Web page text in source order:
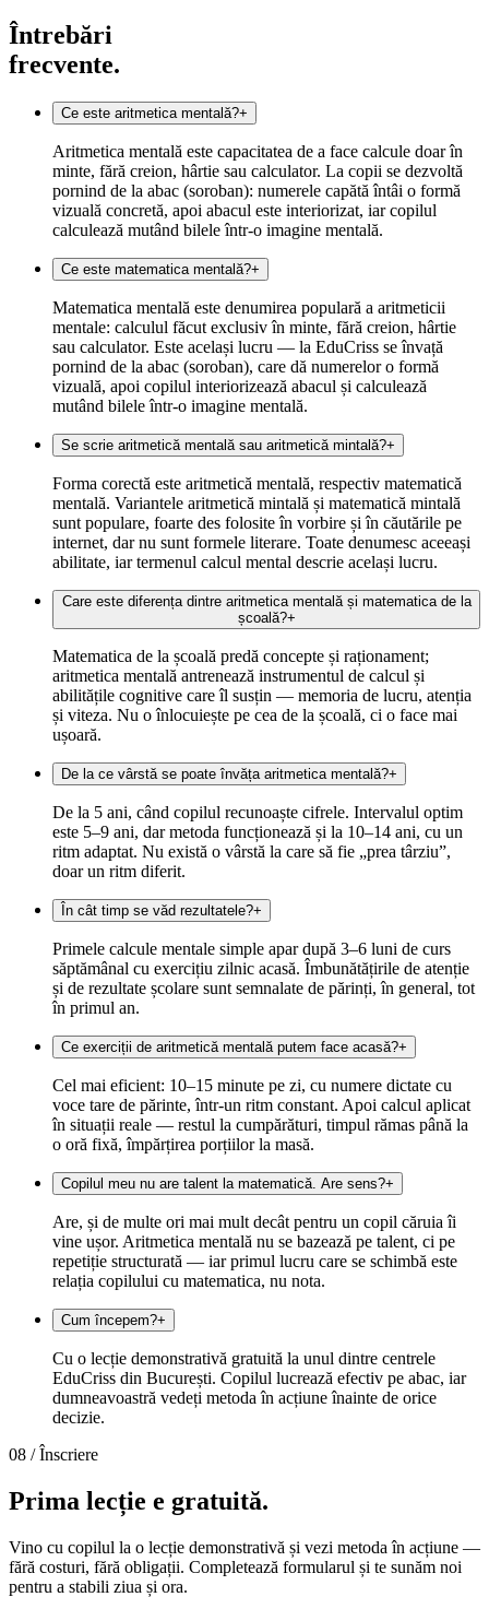
Întrebări
frecvente.
Ce este aritmetica mentală?+
Aritmetica mentală este capacitatea de a face calcule doar în
minte, fără creion, hârtie sau calculator. La copii se dezvoltă
pornind de la abac (soroban): numerele capătă întâi o formă
vizuală concretă, apoi abacul este interiorizat, iar copilul
calculează mutând bilele într-o imagine mentală.
Ce este matematica mentală?+
Matematica mentală este denumirea populară a aritmeticii
mentale: calculul făcut exclusiv în minte, fără creion, hârtie
sau calculator. Este același lucru — la EduCriss se învață
pornind de la abac (soroban), care dă numerelor o formă
vizuală, apoi copilul interiorizează abacul și calculează
mutând bilele într-o imagine mentală.
Se scrie aritmetică mentală sau aritmetică mintală?+
Forma corectă este aritmetică mentală, respectiv matematică
mentală. Variantele aritmetică mintală și matematică mintală
sunt populare, foarte des folosite în vorbire și în căutările pe
internet, dar nu sunt formele literare. Toate denumesc aceeași
abilitate, iar termenul calcul mental descrie același lucru.
Care este diferența dintre aritmetica mentală și matematica de la
școală?+
Matematica de la școală predă concepte și raționament;
aritmetica mentală antrenează instrumentul de calcul și
abilitățile cognitive care îl susțin — memoria de lucru, atenția
și viteza. Nu o înlocuiește pe cea de la școală, ci o face mai
ușoară.
De la ce vârstă se poate învăța aritmetica mentală?+
De la 5 ani, când copilul recunoaște cifrele. Intervalul optim
este 5–9 ani, dar metoda funcționează și la 10–14 ani, cu un
ritm adaptat. Nu există o vârstă la care să fie „prea târziu”,
doar un ritm diferit.
În cât timp se văd rezultatele?+
Primele calcule mentale simple apar după 3–6 luni de curs
săptămânal cu exercițiu zilnic acasă. Îmbunătățirile de atenție
și de rezultate școlare sunt semnalate de părinți, în general, tot
în primul an.
Ce exerciții de aritmetică mentală putem face acasă?+
Cel mai eficient: 10–15 minute pe zi, cu numere dictate cu
voce tare de părinte, într-un ritm constant. Apoi calcul aplicat
în situații reale — restul la cumpărături, timpul rămas până la
o oră fixă, împărțirea porțiilor la masă.
Copilul meu nu are talent la matematică. Are sens?+
Are, și de multe ori mai mult decât pentru un copil căruia îi
vine ușor. Aritmetica mentală nu se bazează pe talent, ci pe
repetiție structurată — iar primul lucru care se schimbă este
relația copilului cu matematica, nu nota.
Cum începem?+
Cu o lecție demonstrativă gratuită la unul dintre centrele
EduCriss din București. Copilul lucrează efectiv pe abac, iar
dumneavoastră vedeți metoda în acțiune înainte de orice
decizie.
08 /Înscriere
Prima lecție e gratuită.
Vino cu copilul la o lecție demonstrativă și vezi metoda în acțiune —
fără costuri, fără obligații. Completează formularul și te sunăm noi
pentru a stabili ziua și ora.